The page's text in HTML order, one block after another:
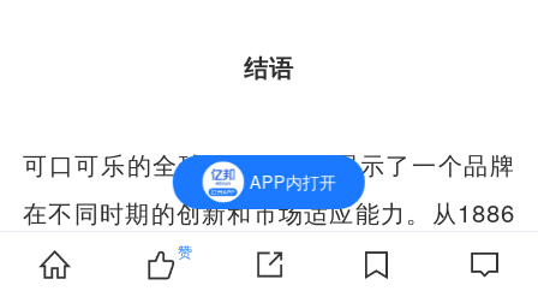
结语
可口可乐的全球化发展历程展示了一个品牌
在不同时期的创新和市场适应能力。从1886
年亚特兰大药房里的饮料配方到如今在200
APP内打开
赞